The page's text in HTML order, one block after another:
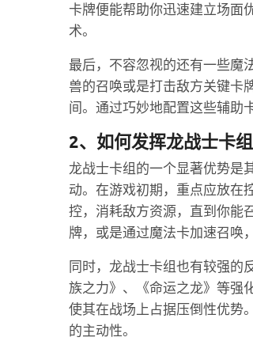
卡牌便能帮助你迅速建立场面
术。
最后，不容忽视的还有一些魔
兽的召唤或是打击敌方关键卡
间。通过巧妙地配置这些辅助
2、如何发挥龙战士卡
龙战士卡组的一个显著优势是
动。在游戏初期，重点应放在
控，消耗敌方资源，直到你能
牌，或是通过魔法卡加速召唤
同时，龙战士卡组也有较强的
族之力》、《命运之龙》等强
使其在战场上占据压倒性优势
的主动性。